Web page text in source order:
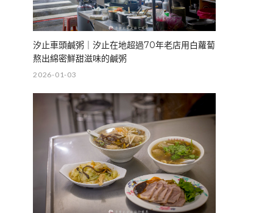
汐止車頭鹹粥｜汐止在地超過70年老店用白蘿蔔
熬出綿密鮮甜滋味的鹹粥
2026-01-03